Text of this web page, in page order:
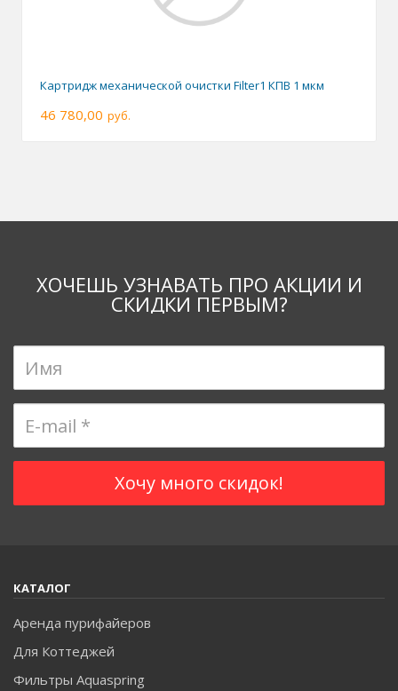
Картридж механической очистки Filter1 КПВ 1 мкм
46 780,00 руб.
ХОЧЕШЬ УЗНАВАТЬ ПРО АКЦИИ И
СКИДКИ ПЕРВЫМ?
КАТАЛОГ
Аренда пурифайеров
Для Коттеджей
Фильтры Aquaspring